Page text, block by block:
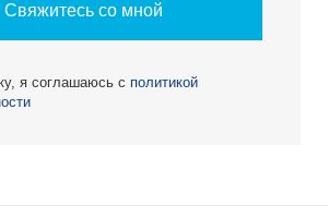
Свяжитесь со мной
я соглашаюсь с политикой